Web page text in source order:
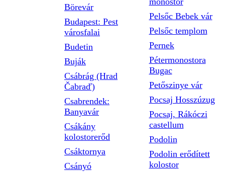
Börevár
Budapest: Pest
városfalai
Budetin
Buják
Csábrág (Hrad
Čabraď)
Csabrendek:
Banyavár
Csákány
kolostorerőd
Csáktornya
Csányó
Pelsőc Bebek vár
Pelsőc templom
Pernek
Pétermonostora
Bugac
Petőszinye vár
Pocsaj Hosszúzug
Pocsaj, Rákóczi
castellum
Podolin
Podolin erődített
kolostor